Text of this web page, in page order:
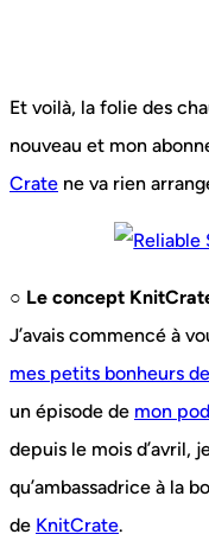
Et voilà, la folie des
nouveau et mon
Crate ne va rien
○ Le concept
J’avais commencé à
mes petits bonheurs
un épisode de mon
depuis le mois d’avril,
qu’ambassadrice à la
de KnitCrate.